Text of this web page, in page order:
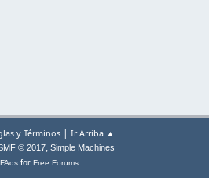
y Términos | Ir Arriba ▲
© 2017, Simple Machines
for Free Forums